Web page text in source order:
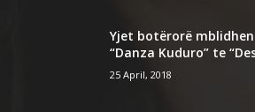
Yjet botërorë
“Danza Kuduro” te
25 April, 2018